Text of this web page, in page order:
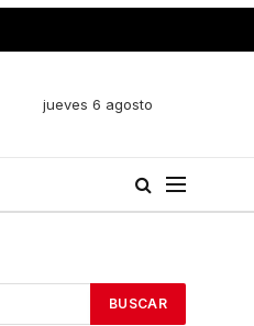
jueves 6 agosto